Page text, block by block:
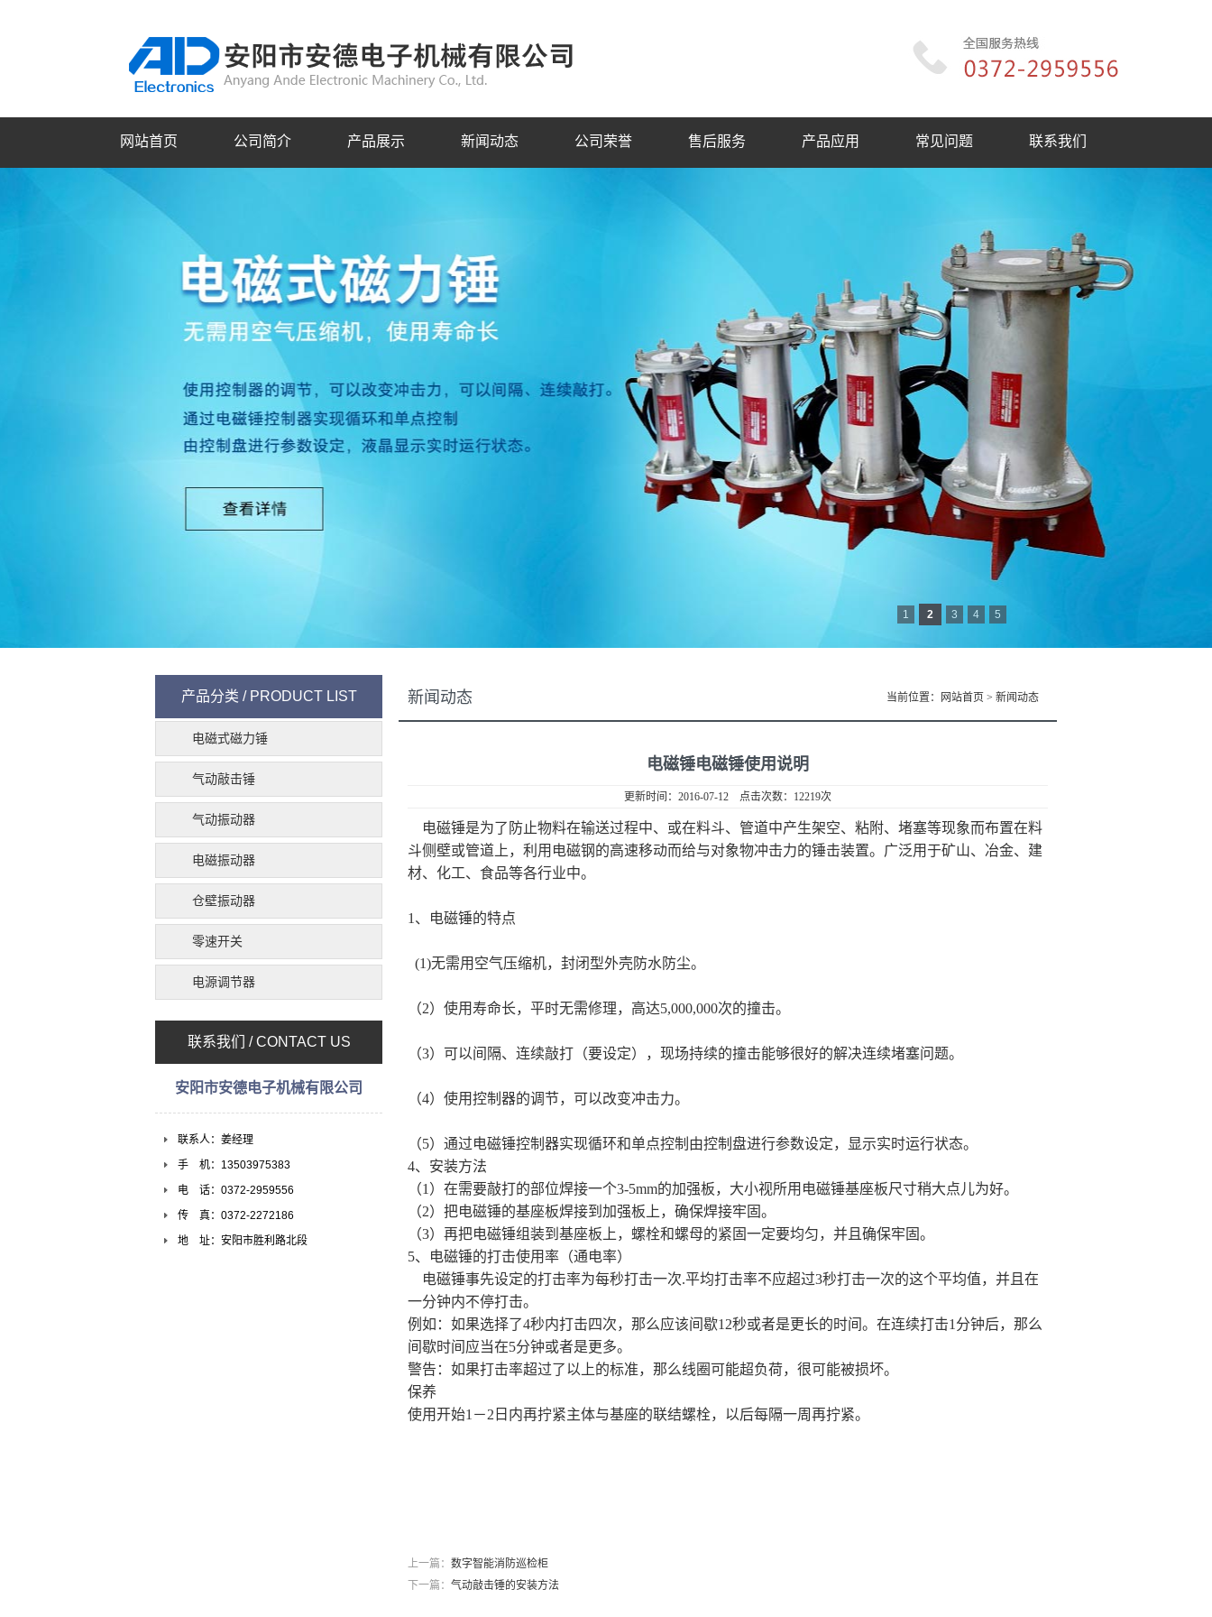
网站首页 公司简介 产品展示 新闻动态 公司荣誉 售后服务 产品应用 常见问题 联系我们
1 2 3 4 5
当前位置： 网站首页 > 新闻动态
新闻动态
电磁锤电磁锤使用说明
更新时间：2016-07-12 点击次数：12219次
电磁锤是为了防止物料在输送过程中、或在料斗、管道中产生架空、粘附、堵塞等现象而布置在料
斗侧壁或管道上，利用电磁钢的高速移动而给与对象物冲击力的锤击装置。广泛用于矿山、冶金、建
材、化工、食品等各行业中。
1、电磁锤的特点
(1)无需用空气压缩机，封闭型外壳防水防尘。
（2）使用寿命长，平时无需修理，高达5,000,000次的撞击。
（3）可以间隔、连续敲打（要设定），现场持续的撞击能够很好的解决连续堵塞问题。
（4）使用控制器的调节，可以改变冲击力。
（5）通过电磁锤控制器实现循环和单点控制由控制盘进行参数设定，显示实时运行状态。
4、安装方法
（1）在需要敲打的部位焊接一个3-5mm的加强板，大小视所用电磁锤基座板尺寸稍大点儿为好。
（2）把电磁锤的基座板焊接到加强板上，确保焊接牢固。
（3）再把电磁锤组装到基座板上，螺栓和螺母的紧固一定要均匀，并且确保牢固。
5、电磁锤的打击使用率（通电率）
电磁锤事先设定的打击率为每秒打击一次.平均打击率不应超过3秒打击一次的这个平均值，并且在
一分钟内不停打击。
例如：如果选择了4秒内打击四次，那么应该间歇12秒或者是更长的时间。在连续打击1分钟后，那么
间歇时间应当在5分钟或者是更多。
警告：如果打击率超过了以上的标准，那么线圈可能超负荷，很可能被损坏。
保养
使用开始1－2日内再拧紧主体与基座的联结螺栓，以后每隔一周再拧紧。
上一篇： 数字智能消防巡检柜
下一篇： 气动敲击锤的安装方法
产品分类 / PRODUCT LIST
电磁式磁力锤
气动敲击锤
气动振动器
电磁振动器
仓壁振动器
零速开关
电源调节器
联系我们 / CONTACT US
安阳市安德电子机械有限公司
联系人：姜经理
手 机：13503975383
电 话：0372-2959556
传 真：0372-2272186
地 址：安阳市胜利路北段